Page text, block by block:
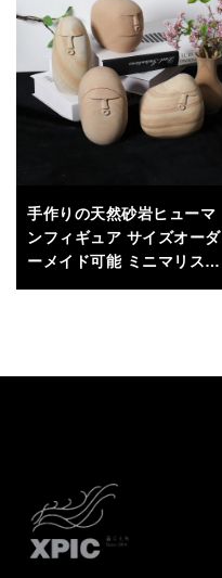
手作りの天然砂岩ヒューマ
ンフィギュア サイズオーダ
ーメイド可能 ミニマリスト